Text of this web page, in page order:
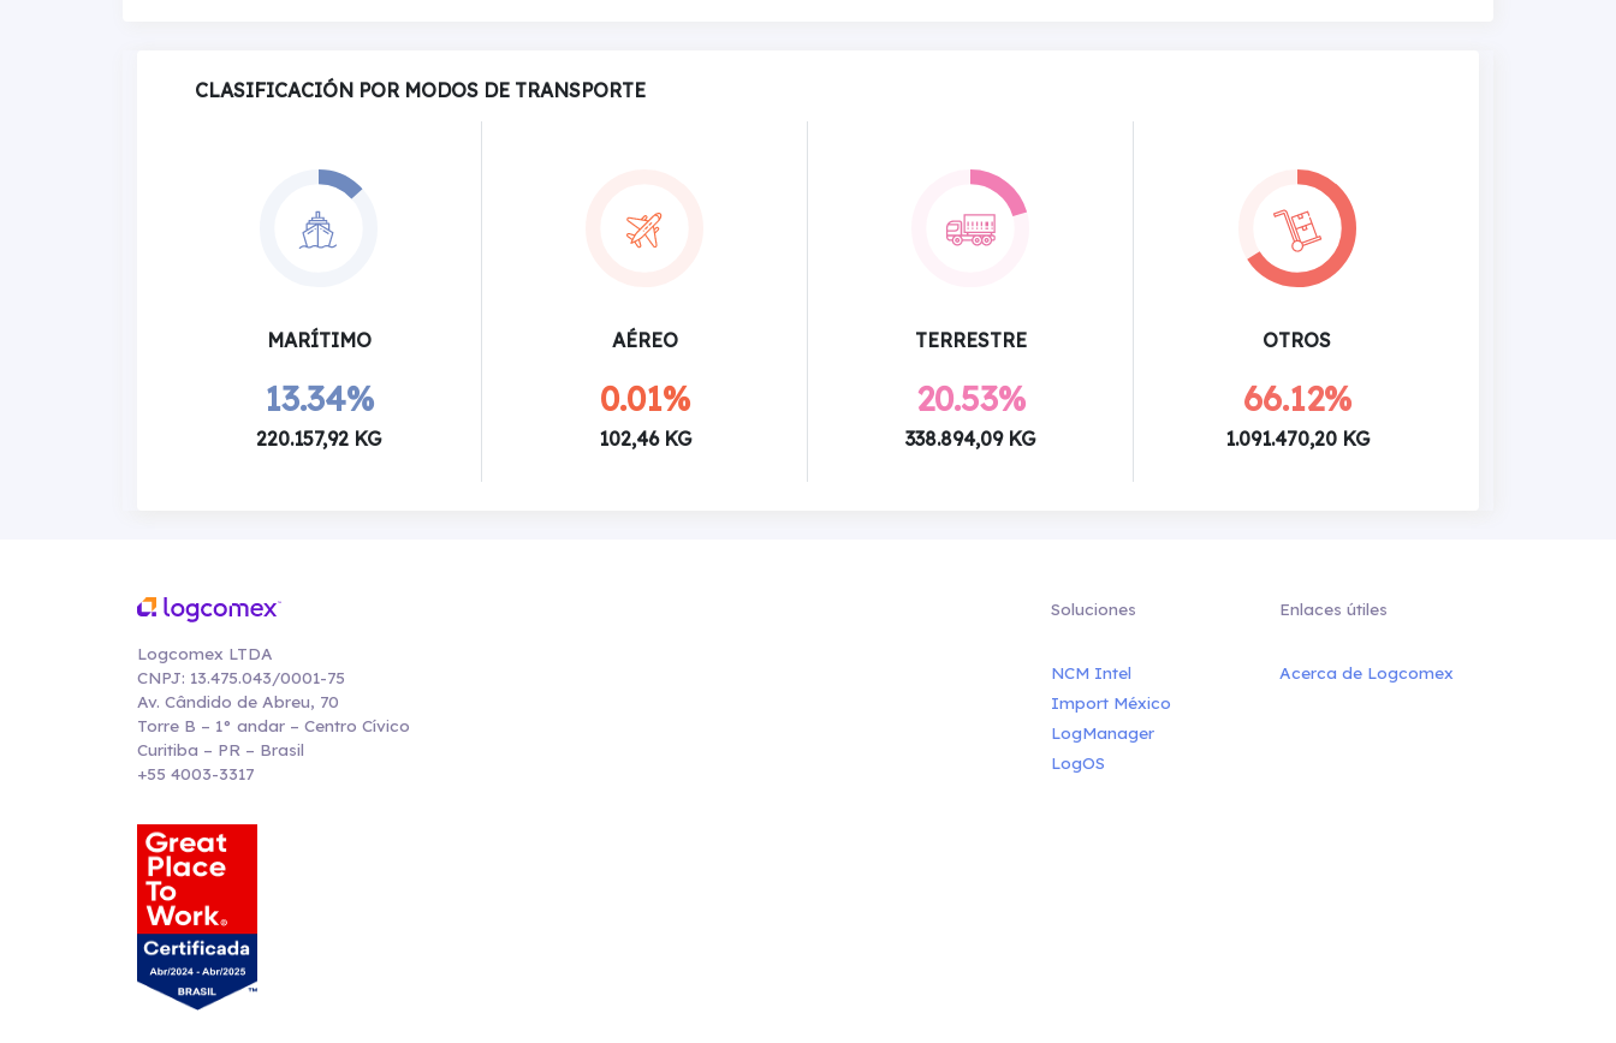
CLASIFICACIÓN POR MODOS DE TRANSPORTE
MARÍTIMO
13.34%
220.157,92 KG
AÉREO
0.01%
102,46 KG
TERRESTRE
20.53%
338.894,09 KG
OTROS
66.12%
1.091.470,20 KG
Logcomex LTDA
CNPJ: 13.475.043/0001-75
Av. Cândido de Abreu, 70
Torre B – 1° andar – Centro Cívico
Curitiba – PR – Brasil
+55 4003-3317
Soluciones
NCM Intel
Import México
LogManager
LogOS
Enlaces útiles
Acerca de Logcomex